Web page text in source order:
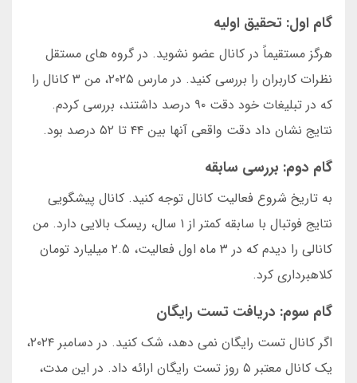
گام اول: تحقیق اولیه
هرگز مستقیماً در کانال عضو نشوید. در گروه های مستقل
نظرات کاربران را بررسی کنید. در مارس ۲۰۲۵، من ۳ کانال را
که در تبلیغات خود دقت ۹۰ درصد داشتند، بررسی کردم.
نتایج نشان داد دقت واقعی آنها بین ۴۴ تا ۵۲ درصد بود.
گام دوم: بررسی سابقه
به تاریخ شروع فعالیت کانال توجه کنید. کانال پیشگویی
نتایج فوتبال با سابقه کمتر از ۱ سال، ریسک بالایی دارد. من
کانالی را دیدم که در ۳ ماه اول فعالیت، ۲.۵ میلیارد تومان
کلاهبرداری کرد.
گام سوم: دریافت تست رایگان
اگر کانال تست رایگان نمی دهد، شک کنید. در دسامبر ۲۰۲۴،
یک کانال معتبر ۵ روز تست رایگان ارائه داد. در این مدت،